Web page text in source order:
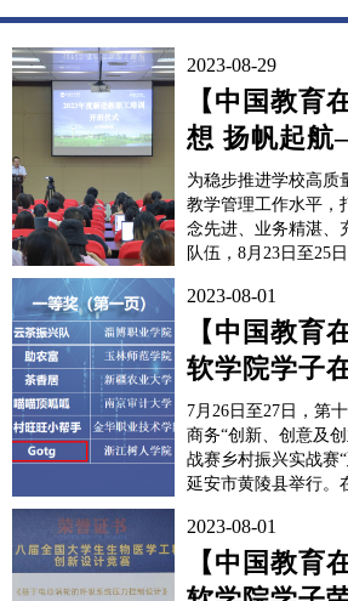
2023-08-29
【中国教育
想 扬帆起
学院开展
职员工培训
为稳步推进学校高质
教学管理工作水平，
念先进、业务精湛、
队伍，8月23日至25
训设有15个专题，涵
划、工作制度与管
块。180余名新进教
训。8月23日上...
2023-08-01
【中国教育
软学院学子
国大学生电
决赛中获一
7月26日至27日，第
商务“创新、创意及
战赛乡村振兴实战赛
延安市黄陵县举行。
下，“Gotg”团队获得
教师姚松指导的“学
二等奖，同时，姚松
2023-08-01
【中国教育